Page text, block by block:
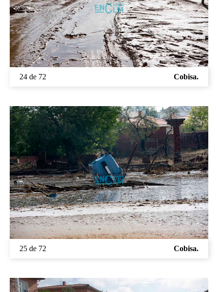
24 de 72 Cobisa.
25 de 72 Cobisa.